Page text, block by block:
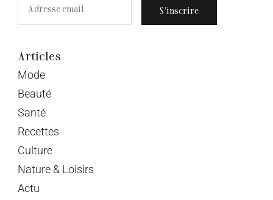
S’inscrire
Articles
Mode
Beauté
Santé
Recettes
Culture
Nature & Loisirs
Actu